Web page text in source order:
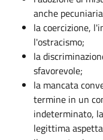
anche
la coercizione,
l'ostracismo;
la
sfavorevole;
la mancata
termine in un
indeterminato,
legittima